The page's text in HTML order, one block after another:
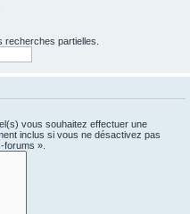
partielles.
vous souhaitez effectuer une
inclus si vous ne désactivez pas
forums ».